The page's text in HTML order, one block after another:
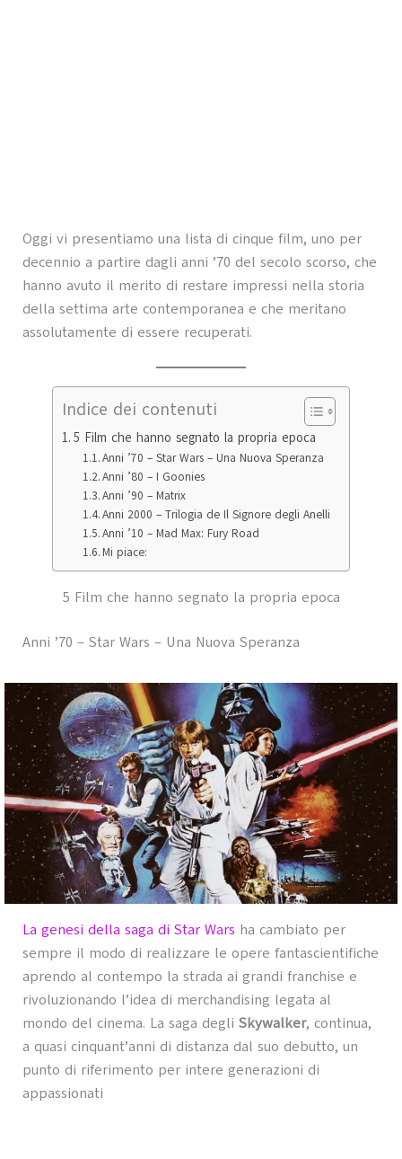
Oggi vi presentiamo una lista di cinque film, uno per
decennio a partire dagli anni ’70 del secolo scorso, che
hanno avuto il merito di restare impressi nella storia
della settima arte contemporanea e che meritano
assolutamente di essere recuperati.
Indice dei contenuti
5 Film che hanno segnato la propria epoca
Anni ’70 – Star Wars – Una Nuova Speranza
Anni ’80 – I Goonies
Anni ’90 – Matrix
Anni 2000 – Trilogia de Il Signore degli Anelli
Anni ’10 – Mad Max: Fury Road
Mi piace:
5 Film che hanno segnato la propria epoca
Anni ’70 – Star Wars – Una Nuova Speranza
La genesi della saga di Star Wars ha cambiato per
sempre il modo di realizzare le opere fantascientifiche
aprendo al contempo la strada ai grandi franchise e
rivoluzionando l’idea di merchandising legata al
mondo del cinema. La saga degli Skywalker, continua,
a quasi cinquant’anni di distanza dal suo debutto, un
punto di riferimento per intere generazioni di
appassionati